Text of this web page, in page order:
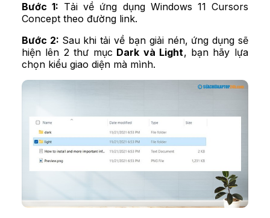
Bước 1: Tải về ứng dụng Windows 11 Cursors
Concept theo đường link.
Bước 2: Sau khi tải về bạn giải nén, ứng dụng sẽ
hiện lên 2 thư mục Dark và Light, bạn hãy lựa
chọn kiểu giao diện mà mình.